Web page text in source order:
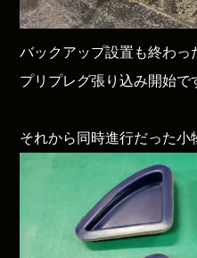
バックアップ設置も終わっ
プリプレグ張り込み開始で
それから同時進行だった小